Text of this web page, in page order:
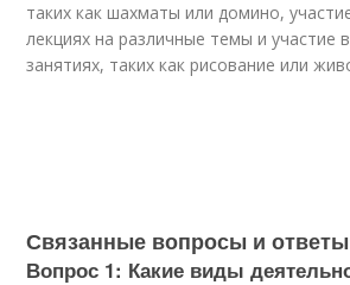
таких как шахматы или домино,
лекциях на различные темы и участие
занятиях, таких как рисование или
Связанные вопросы и
Вопрос 1: Какие виды